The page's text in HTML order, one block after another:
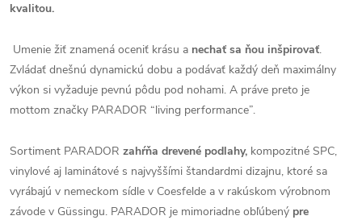
kvalitou.
Umenie žiť znamená oceniť krásu a nechať sa ňou inšpirovať.
Zvládať dnešnú dynamickú dobu a podávať každý deň maximálny
výkon si vyžaduje pevnú pôdu pod nohami. A práve preto je
mottom značky PARADOR “living performance”.
Sortiment PARADOR zahŕňa drevené podlahy, kompozitné SPC,
vinylové aj laminátové s najvyššími štandardmi dizajnu, ktoré sa
vyrábajú v nemeckom sídle v Coesfelde a v rakúskom výrobnom
závode v Güssingu. PARADOR je mimoriadne obľúbený pre